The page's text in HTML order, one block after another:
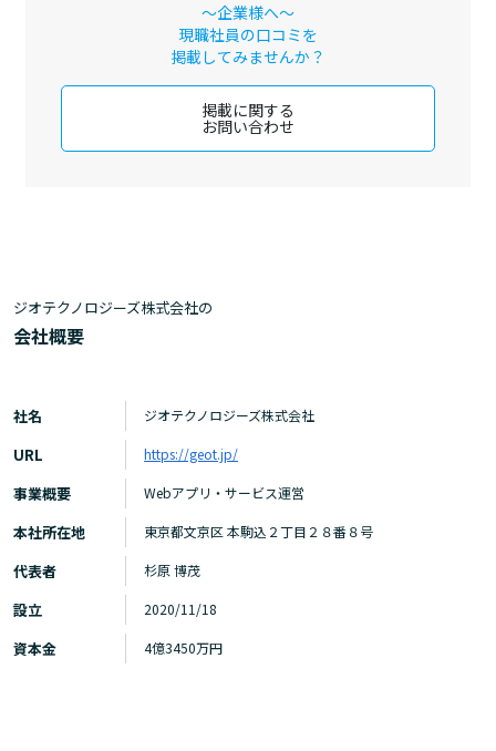
～企業様へ～
現職社員の口コミを
掲載してみませんか？
掲載に関する
お問い合わせ
ジオテクノロジーズ株式会社の
会社概要
社名 ジオテクノロジーズ株式会社
URL https://geot.jp/
事業概要 Webアプリ・サービス運営
本社所在地 東京都文京区 本駒込２丁目２８番８号
代表者 杉原 博茂
設立 2020/11/18
資本金 4億3450万円